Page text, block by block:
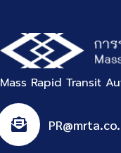
Mass Rapid Transit